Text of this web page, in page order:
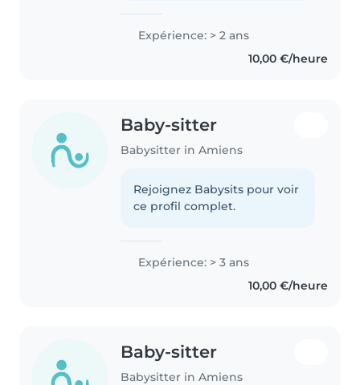
Expérience: > 2 ans
10,00 €/heure
Baby-sitter
Babysitter in Amiens
Rejoignez Babysits pour voir
ce profil complet.
Expérience: > 3 ans
10,00 €/heure
Baby-sitter
Babysitter in Amiens